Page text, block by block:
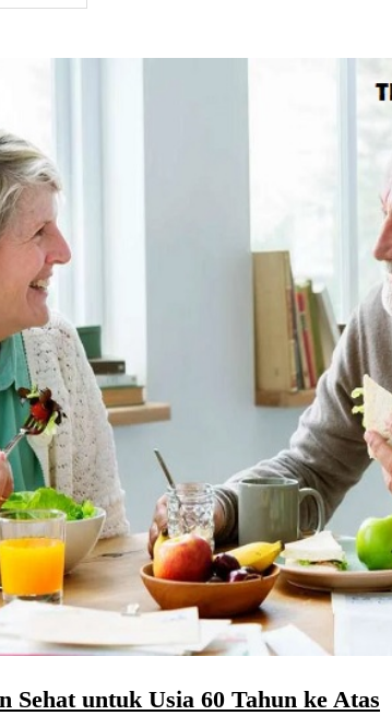
Sehat untuk Usia 60 Tahun ke Atas